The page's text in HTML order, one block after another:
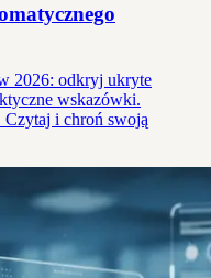
2026: odkryj ukryte
wskazówki.
Czytaj i chroń swoją